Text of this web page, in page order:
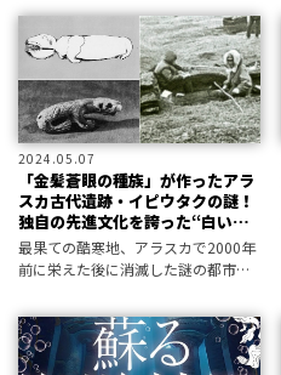
ろうか。聖火のトーチでなく、聖な
る矛が国土をつなぐ結界神事の史実
がある。
2024.05.07
「金髪蒼眼の種族」が作ったアラ
スカ古代遺跡・イピウタクの謎！
独自の先進文化を誇った“白い巨
人”の正体は？
最果ての酷寒地、アラスカで2000年
前に栄えた後に消滅した謎の都市が
クにはいったい誰が暮らし、なぜ失
われたのか――!?